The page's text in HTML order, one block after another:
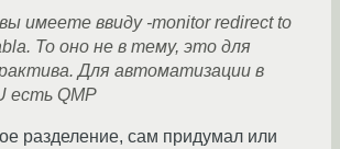
имеете ввиду -monitor redirect to
То оно не в тему, это для
Для автоматизации в
есть QMP
разделение, сам придумал или